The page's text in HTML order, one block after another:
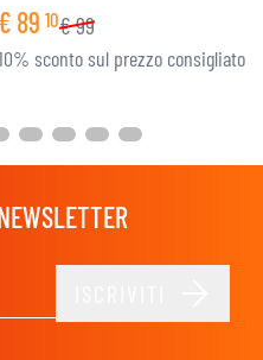
€ 89 10€99
sconto sul prezzo consigliato